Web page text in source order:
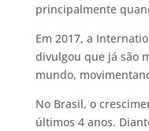
principalmente
Em 2017, a
divulgou que já são
mundo,
No Brasil, o
últimos 4 anos.